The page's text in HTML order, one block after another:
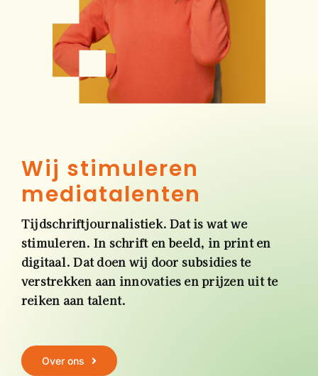
Wij stimuleren
Tijdschriftjournalistiek. Dat is wat we
stimuleren. In schrift en beeld, in print en
digitaal. Dat doen wij door subsidies te
verstrekken aan innovaties en prijzen uit te
reiken aan talent.
Over ons